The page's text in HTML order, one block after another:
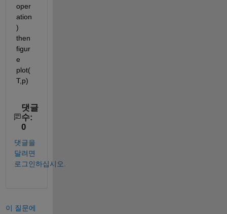
oper
ation
)
then
figur
e
plot(
T,p)
댓글
수:
0
댓글을
달려면
로그인하십시오.
이 질문에